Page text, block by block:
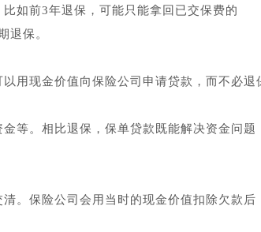
如前3年退保，可能只能拿回已交保费的
退保。
用现金价值向保险公司申请贷款，而不必退
等。相比退保，保单贷款既能解决资金问题
。保险公司会用当时的现金价值扣除欠款后